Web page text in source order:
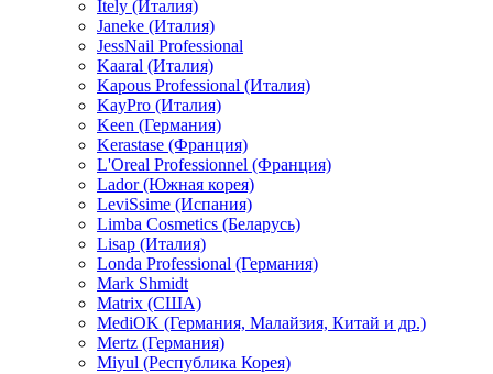
Itely (Италия)
Janeke (Италия)
JessNail Professional
Kaaral (Италия)
Kapous Professional (Италия)
KayPro (Италия)
Keen (Германия)
Kerastase (Франция)
L'Oreal Professionnel (Франция)
Lador (Южная корея)
LeviSsime (Испания)
Limba Cosmetics (Беларусь)
Lisap (Италия)
Londa Professional (Германия)
Mark Shmidt
Matrix (США)
MediOK (Германия, Малайзия, Китай и др.)
Mertz (Германия)
Miyul (Республика Корея)